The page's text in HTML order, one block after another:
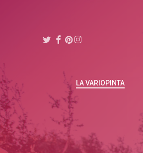
TWITTER
FACEBOOK
PINTEREST
INSTAGRAM
LA VARIOPINTA